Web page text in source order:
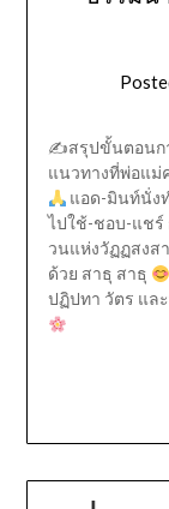
✍สรุปขั้นตอนก
แนวทางที่พ่อแม่
แอด-มินท์นั่ง
ไปใช้-ชอบ-แชร์
วนแห่งวัฏฏสงส
ด้วย สาธุ สาธุ
ปฏิปทา วัตร แล